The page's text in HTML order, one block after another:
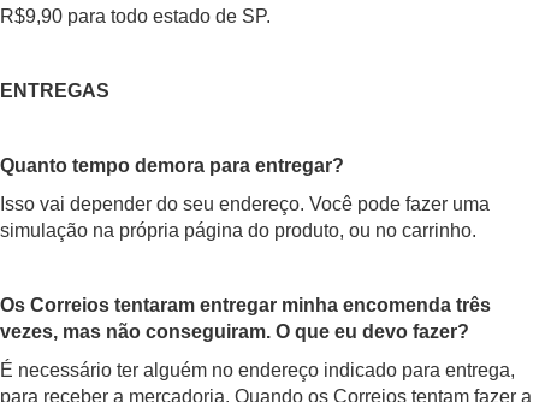
R$9,90 para todo estado de SP.
ENTREGAS
Quanto tempo demora para entregar?
Isso vai depender do seu endereço. Você pode fazer uma
simulação na própria página do produto, ou no carrinho.
Os Correios tentaram entregar minha encomenda três
vezes, mas não conseguiram. O que eu devo fazer?
É necessário ter alguém no endereço indicado para entrega,
para receber a mercadoria. Quando os Correios tentam fazer a